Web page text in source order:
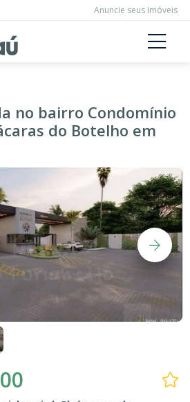
Anuncie seus Imóveis
no bairro Condomínio
do Botelho em